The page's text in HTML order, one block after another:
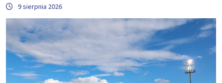
9 sierpnia 2026